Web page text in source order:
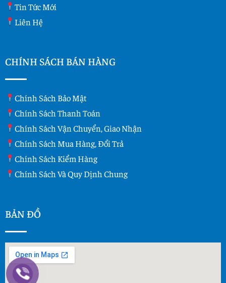
Tin Tức Mới
Liên Hệ
CHÍNH SÁCH BÁN HÀNG
Chính Sách Bảo Mật
Chính Sách Thanh Toán
Chính Sách Vận Chuyển, Giao Nhận
Chính Sách Mua Hàng, Đổi Trả
Chính Sách Kiểm Hàng
Chính Sách Và Quy Dịnh Chung
BẢN ĐỒ